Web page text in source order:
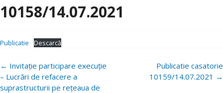
10158/14.07.2021
Publicatie Descarcă
Navigare
postări
← Invitație participare execuție
– Lucrări de refacere a
suprastructurii pe rețeaua de
Publicatie casatorie
10159/14.07.2021 →